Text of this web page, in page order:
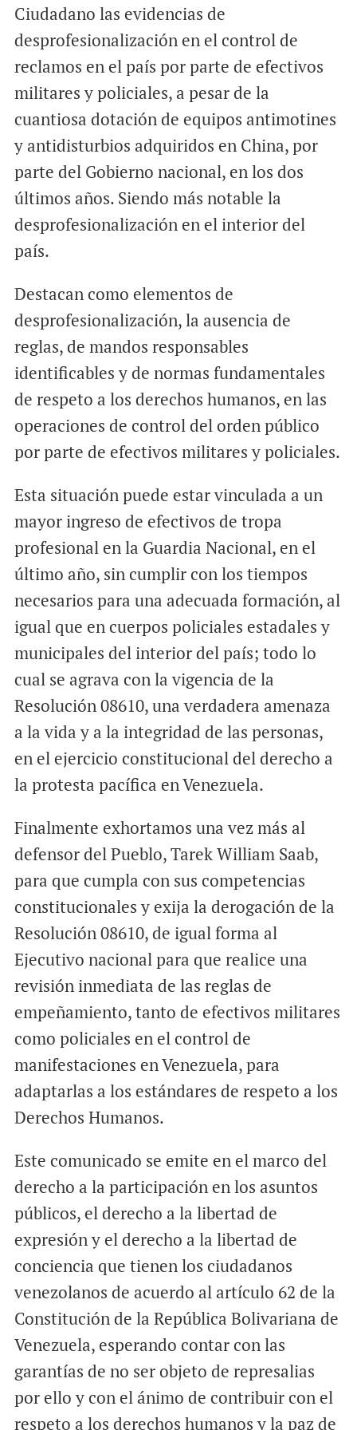
Ciudadano las evidencias de
desprofesionalización en el control de
reclamos en el país por parte de efectivos
militares y policiales, a pesar de la
cuantiosa dotación de equipos antimotines
y antidisturbios adquiridos en China, por
parte del Gobierno nacional, en los dos
últimos años. Siendo más notable la
desprofesionalización en el interior del
país.
Destacan como elementos de
desprofesionalización, la ausencia de
reglas, de mandos responsables
identificables y de normas fundamentales
de respeto a los derechos humanos, en las
operaciones de control del orden público
por parte de efectivos militares y policiales.
Esta situación puede estar vinculada a un
mayor ingreso de efectivos de tropa
profesional en la Guardia Nacional, en el
último año, sin cumplir con los tiempos
necesarios para una adecuada formación, al
igual que en cuerpos policiales estadales y
municipales del interior del país; todo lo
cual se agrava con la vigencia de la
Resolución 08610, una verdadera amenaza
a la vida y a la integridad de las personas,
en el ejercicio constitucional del derecho a
la protesta pacífica en Venezuela.
Finalmente exhortamos una vez más al
defensor del Pueblo, Tarek William Saab,
para que cumpla con sus competencias
constitucionales y exija la derogación de la
Resolución 08610, de igual forma al
Ejecutivo nacional para que realice una
revisión inmediata de las reglas de
empeñamiento, tanto de efectivos militares
como policiales en el control de
manifestaciones en Venezuela, para
adaptarlas a los estándares de respeto a los
Derechos Humanos.
Este comunicado se emite en el marco del
derecho a la participación en los asuntos
públicos, el derecho a la libertad de
expresión y el derecho a la libertad de
conciencia que tienen los ciudadanos
venezolanos de acuerdo al artículo 62 de la
Constitución de la República Bolivariana de
Venezuela, esperando contar con las
garantías de no ser objeto de represalias
por ello y con el ánimo de contribuir con el
respeto a los derechos humanos y la paz de